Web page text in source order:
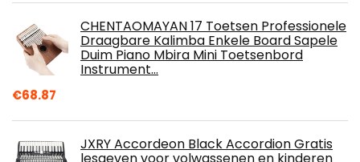
CHENTAOMAYAN 17 Toetsen Professionele
Draagbare Kalimba Enkele Board Sapele
Duim Piano Mbira Mini Toetsenbord
Instrument…
€68.87
JXRY Accordeon Black Accordion Gratis